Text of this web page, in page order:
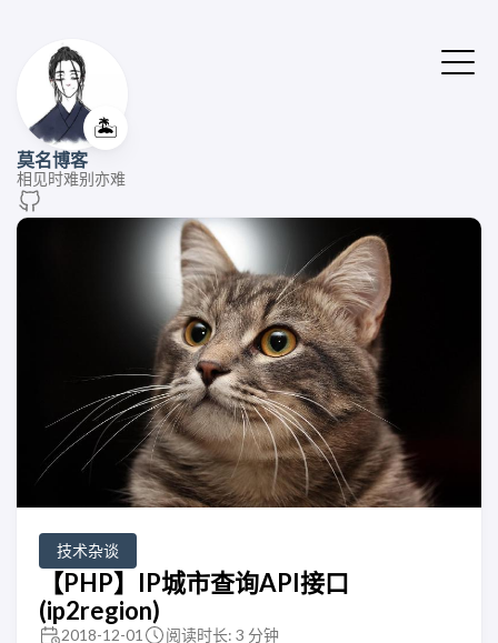
🏝️
莫名博客
相见时难别亦难
技术杂谈
【PHP】IP城市查询API接口
(ip2region)
2018-12-01 阅读时长: 3 分钟